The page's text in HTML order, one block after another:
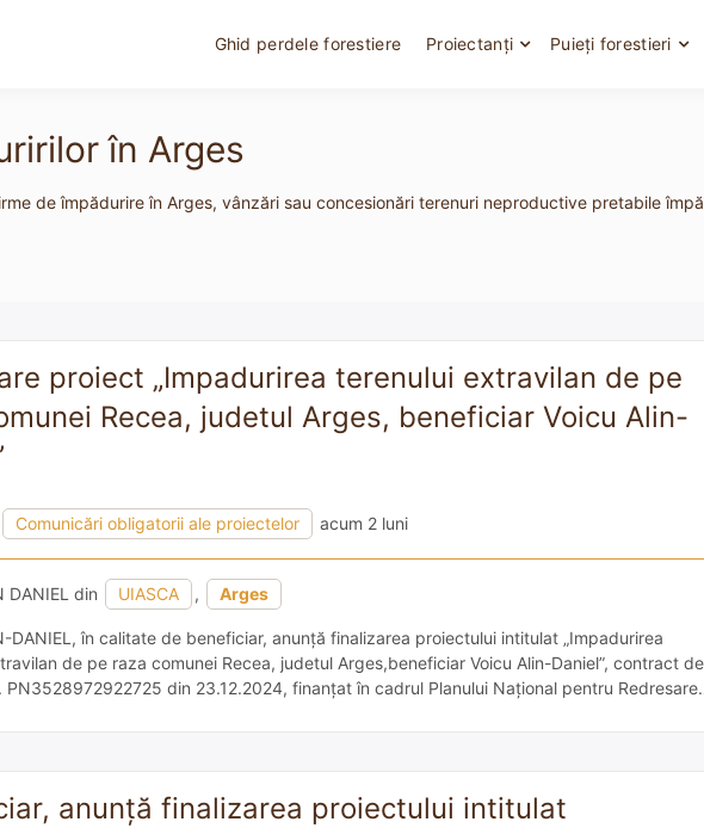
Ghid perdele forestiere Proiectanți Puieți forestieri
în Arges
de împădurire în Arges, vânzări sau concesionări terenuri neproductive pretabile
proiect „Impadurirea terenului extravilan de pe
Recea, judetul Arges, beneficiar Voicu Alin-
Comunicări obligatorii ale proiectelor acum 2 luni
DANIEL din UIASCA , Arges
DANIEL, în calitate de beneficiar, anunță finalizarea proiectului intitulat „Impadurirea
de pe raza comunei Recea, judetul Arges,beneficiar Voicu Alin-Daniel”, contract de
PN3528972922725 din 23.12.2024, finanțat în cadrul Planului Național pentru Redresare
anunță finalizarea proiectului intitulat